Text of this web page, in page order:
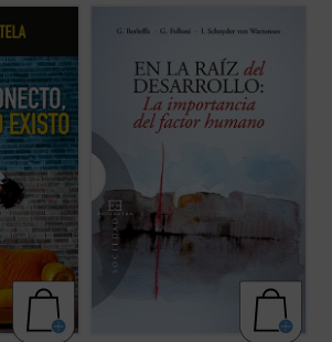
jóvenes (o
unas
lado, se
No es
la eficacia de las ayudas internacionales al
favorecen el crecimiento económico. La
enorme cantidad de recursos destinados a
los países más pobres y las ...(ver ficha)